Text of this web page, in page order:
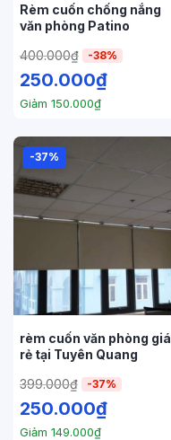
Rèm cuốn chống nắng
văn phòng Patino
400.000₫ -38%
250.000₫
Giảm 150.000₫
-37%
rèm cuốn văn phòng giá
rẻ tại Tuyên Quang
399.000₫ -37%
250.000₫
Giảm 149.000₫